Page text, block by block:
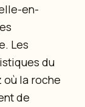
en-
Les
du
où la roche
de